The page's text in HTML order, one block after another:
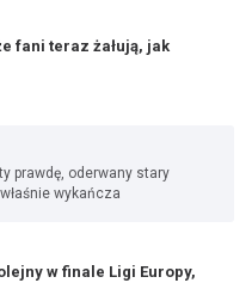
fani teraz żałują, jak
prawdę, oderwany stary
wykańcza
w finale Ligi Europy,